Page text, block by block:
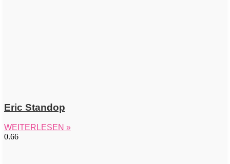
Eric Standop
WEITERLESEN »